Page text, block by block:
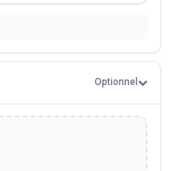
Optionnel